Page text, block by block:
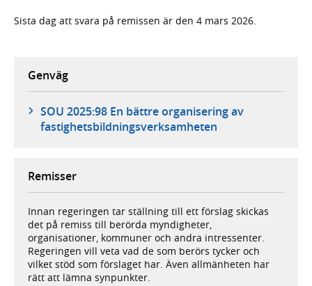
Sista dag att svara på remissen är den 4 mars 2026.
Genväg
SOU 2025:98 En bättre organisering av
fastighetsbildningsverksamheten
Remisser
Innan regeringen tar ställning till ett förslag skickas
det på remiss till berörda myndigheter,
organisationer, kommuner och andra intressenter.
Regeringen vill veta vad de som berörs tycker och
vilket stöd som förslaget har. Även allmänheten har
rätt att lämna synpunkter.